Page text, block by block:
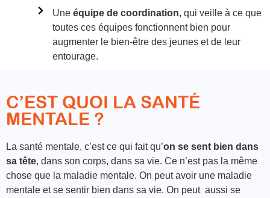
Une équipe de coordination, qui veille à ce que
toutes ces équipes fonctionnent bien pour
augmenter le bien-être des jeunes et de leur
entourage.
C’EST QUOI LA SANTÉ
MENTALE ?
La santé mentale, c’est ce qui fait qu’on se sent bien dans
sa tête, dans son corps, dans sa vie. Ce n’est pas la même
chose que la maladie mentale. On peut avoir une maladie
mentale et se sentir bien dans sa vie. On peut aussi se